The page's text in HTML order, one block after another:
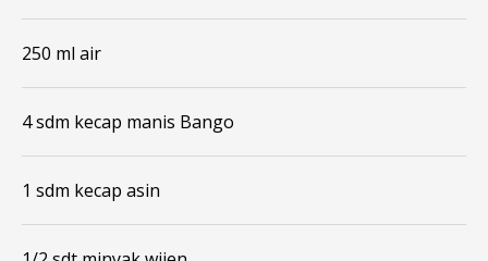
250 ml air
4 sdm kecap manis Bango
1 sdm kecap asin